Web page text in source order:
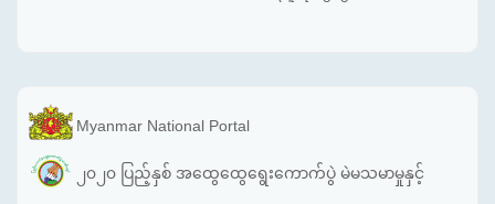
Myanmar National Portal
၂၀၂၀ ပြည့်နှစ် အထွေထွေရွေးကောက်ပွဲ မဲမသမာမှုနှင့်